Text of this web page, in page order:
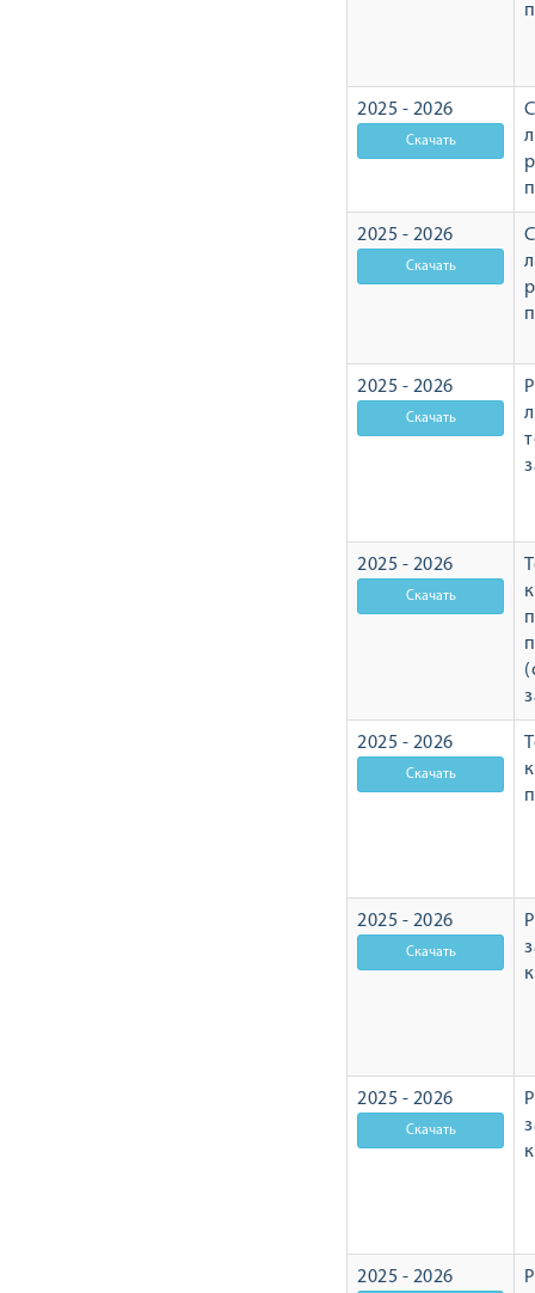
2025 - 2026
2025 - 2026
2025 - 2026
2025 - 2026
2025 - 2026
2025 - 2026
2025 - 2026
2025 - 2026